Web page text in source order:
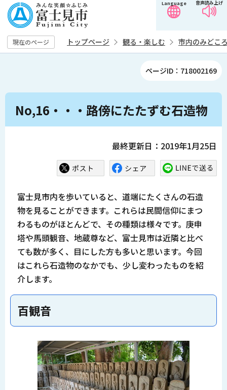
の
ペ
ー
す
音声読み上げ
Language
現在のページ トップページ 観る・楽しむ 市内のみどこ
ページID：718002169
本
No,16・・・路傍にたたずむ石造物
最終更新日：2019年1月25日
富士見市内を歩いていると、道端にたくさんの石造
物を見ることができます。これらは民間信仰にまつ
わるものがほとんどで、その種類は様々です。庚申
塔や馬頭観音、地蔵尊など、富士見市は近隣と比べ
ても数が多く、目にした方も多いと思います。今回
はこれら石造物のなかでも、少し変わったものを紹
介します。
百観音